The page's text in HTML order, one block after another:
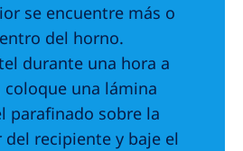
se encuentre más o
del horno.
durante una hora a
coloque una lámina
parafinado sobre la
recipiente y baje el